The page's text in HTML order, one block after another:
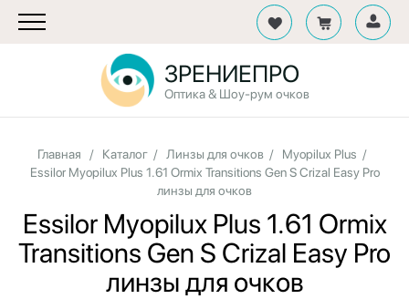
ЗРЕНИЕПРО
Оптика & Шоу-рум очков
Главная / Каталог / Линзы для очков / Myopilux Plus /
Essilor Myopilux Plus 1.61 Ormix Transitions Gen S Crizal Easy Pro
линзы для очков
Essilor Myopilux Plus 1.61 Ormix
Transitions Gen S Crizal Easy Pro
линзы для очков